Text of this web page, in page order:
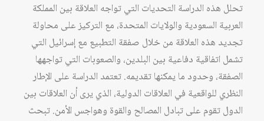
تحلل هذه الدراسة التحديات التي تواجه العلاقة بين المملكة
العربية السعودية والولايات المتحدة، مع التركيز على محاولة
تجديد هذه العلاقة من خلال صفقة التطبيع مع إسرائيل التي
تشمل اتفاقية دفاعية بين البلدين، والصعوبات التي تواجهها
الصفقة، وحدود ما يمكنها تقديمه. تعتمد الدراسة على الإطار
النظري للواقعية في العلاقات الدولية، الذي يرى أن العلاقات بين
الدول تقوم على تبادل المصالح والقوة وهواجس الأمن. تبحث